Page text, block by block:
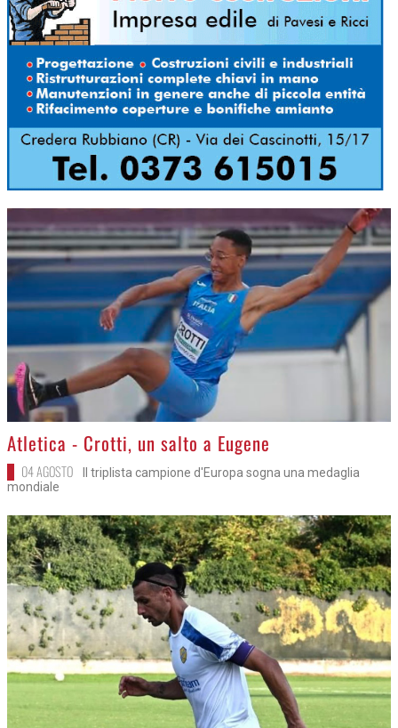
>
Atletica - Crotti, un salto a Eugene
04 AGOSTO
Il triplista campione d'Europa sogna una medaglia
mondiale